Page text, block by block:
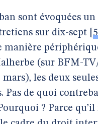
sont évoquées
sur dix-sept 5
manière
(sur BFM-
les deux
Pas de quoi
? Parce qu’il